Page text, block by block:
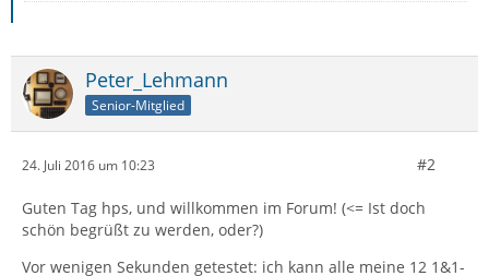
Peter_Lehmann
Senior-Mitglied
24. Juli 2016 um 10:23 #2
Guten Tag hps, und willkommen im Forum! (<= Ist doch
schön begrüßt zu werden, oder?)
Vor wenigen Sekunden getestet: ich kann alle meine 12 1&1-